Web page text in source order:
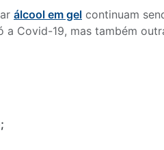
álcool em gel continuam
a Covid-19, mas também